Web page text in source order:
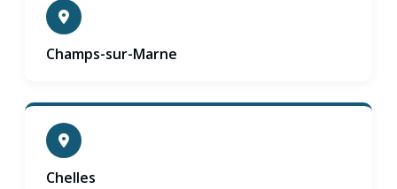
Champs-sur-Marne
Chelles